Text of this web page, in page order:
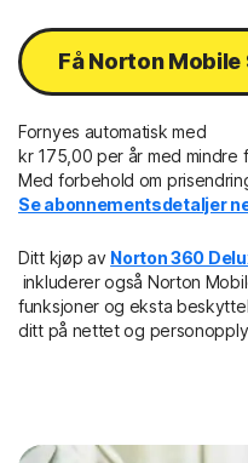
Få Norton
Fornyes automatisk med
kr 175,00 per år med mindre
Med forbehold om
Se abonnementsdetaljer
Ditt kjøp av Norton 360
inkluderer også Norton
funksjoner og eksta
ditt på nettet og